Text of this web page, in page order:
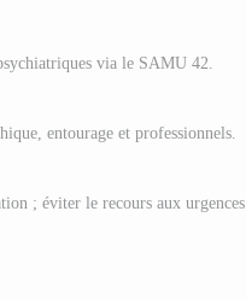
via le SAMU 42.
entourage et professionnels.
; éviter le recours aux urgences.